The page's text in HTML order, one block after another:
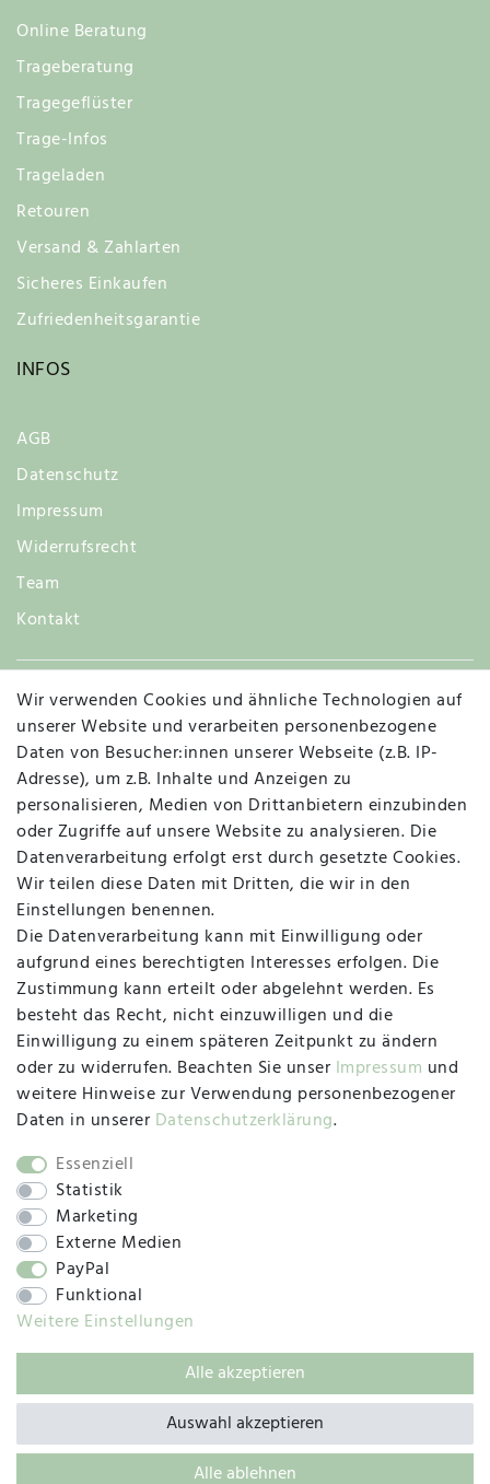
Online Beratung
Trageberatung
Tragegeflüster
Trage-Infos
Trageladen
Retouren
Versand & Zahlarten
Sicheres Einkaufen
Zufriedenheitsgarantie
INFOS
AGB
Datenschutz
Impressum
Widerrufsrecht
Team
Kontakt
Widerruf
Vertrag widerrufen Kontakt
MAPALI VOR ORT
Herzogstraße 10
47533 Kleve
Montag, Dienstag, Donnerstag, Freitag
09:00 Uhr bis 13:00 Uhr
Mittwoch
09:00 Uhr bis 12:00 Uhr
SOCIAL
© 2019 – 2025 SILC GmbH
Wir verwenden Cookies und ähnliche Technologien auf
unserer Website und verarbeiten personenbezogene
Daten von Besucher:innen unserer Webseite (z.B. IP-
Adresse), um z.B. Inhalte und Anzeigen zu
personalisieren, Medien von Drittanbietern einzubinden
oder Zugriffe auf unsere Website zu analysieren. Die
Datenverarbeitung erfolgt erst durch gesetzte Cookies.
Wir teilen diese Daten mit Dritten, die wir in den
Einstellungen benennen.
Die Datenverarbeitung kann mit Einwilligung oder
aufgrund eines berechtigten Interesses erfolgen. Die
Zustimmung kann erteilt oder abgelehnt werden. Es
besteht das Recht, nicht einzuwilligen und die
Einwilligung zu einem späteren Zeitpunkt zu ändern
oder zu widerrufen. Beachten Sie unser Impressum und
weitere Hinweise zur Verwendung personenbezogener
Daten in unserer Daten­schutz­erklärung.
Essenziell
Statistik
Marketing
Externe Medien
PayPal
Funktional
Weitere Einstellungen
Alle akzeptieren
Alle ablehnen
Auswahl akzeptieren